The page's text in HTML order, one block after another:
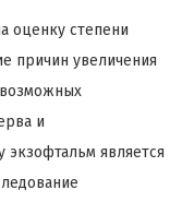
оценку степени
причин увеличения
и
экзофтальм является